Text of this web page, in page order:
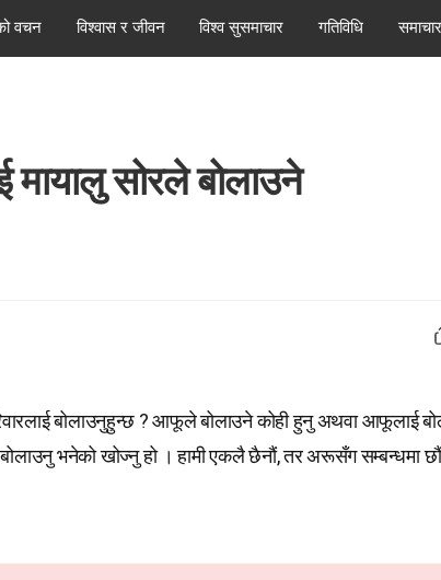
वचन विश्वास र जीवन विश्व सुसमाचार गतिविधि समाचार
मायालु सोरले बोलाउने
बोलाउनुहुन्छ ? आफूले बोलाउने कोही हुनु अथवा आफूलाई
भनेको खोज्नु हो । हामी एकलै छैनौं, तर अरूसँग सम्बन्धमा